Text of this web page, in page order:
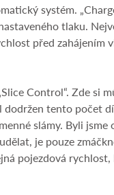
systém.
tlaku.
před
Control“. Zde
tento počet
slámy. Byli
je pouze
pojezdová